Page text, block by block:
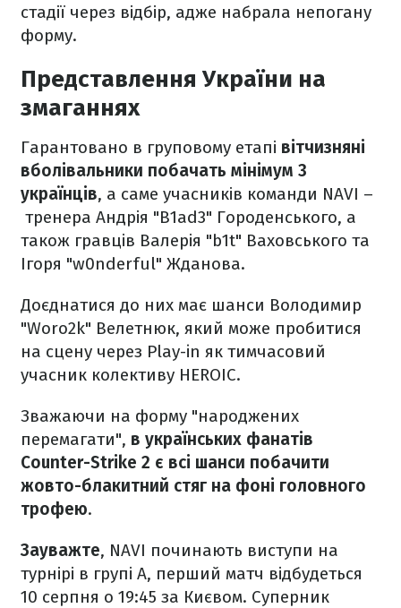
стадії через відбір, адже набрала непогану
форму.
Представлення України на
змаганнях
Гарантовано в груповому етапі вітчизняні
вболівальники побачать мінімум 3
українців, а саме учасників команди NAVI –
тренера Андрія "B1ad3" Городенського, а
також гравців Валерія "b1t" Ваховського та
Ігоря "w0nderful" Жданова.
Доєднатися до них має шанси Володимир
"Woro2k" Велетнюк, який може пробитися
на сцену через Play-in як тимчасовий
учасник колективу HEROIC.
Зважаючи на форму "народжених
перемагати", в українських фанатів
Counter-Strike 2 є всі шанси побачити
жовто-блакитний стяг на фоні головного
трофею.
Зауважте, NAVI починають виступи на
турнірі в групі А, перший матч відбудеться
10 серпня о 19:45 за Києвом. Суперник